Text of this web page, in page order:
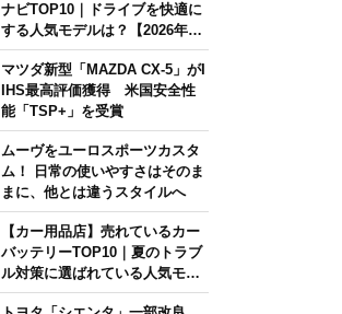
ナビTOP10｜ドライブを快適に
する人気モデルは？【2026年6
月版】
マツダ新型「MAZDA CX-5」がI
IHS最高評価獲得 米国安全性
能「TSP+」を受賞
ムーヴをユーロスポーツカスタ
ム！ 日常の使いやすさはそのま
まに、他とは違うスタイルへ
【カー用品店】売れているカー
バッテリーTOP10｜夏のトラブ
ル対策に選ばれている人気モデ
ルは？【2026年6月版】